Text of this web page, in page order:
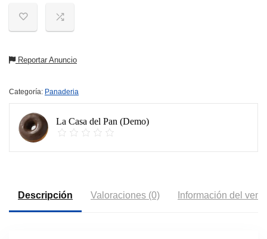
Reportar Anuncio
Categoría: Panaderia
La Casa del Pan (Demo)
Descripción Valoraciones (0) Información del